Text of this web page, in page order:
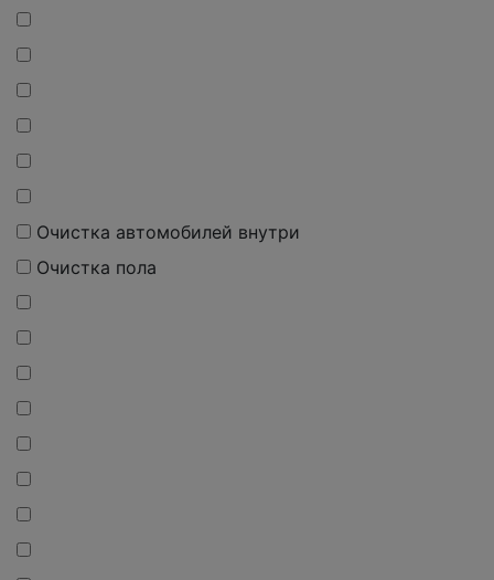
Очистка автомобилей внутри
Очистка пола